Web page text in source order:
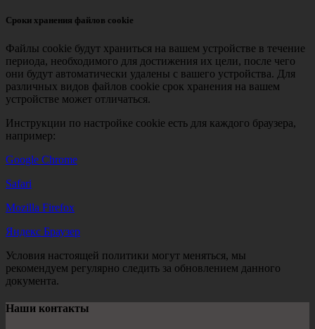
Сроки хранения файлов cookie
Файлы cookie будут храниться на вашем устройстве в течение
периода, необходимого для достижения их цели, после чего
они будут автоматически удалены с вашего устройства. Для
различных видов файлов cookie срок хранения на вашем
устройстве может отличаться.
Инструкции по настройке cookie есть для каждого браузера,
например:
Google Chrome
Safari
Mozilla Firefox
Яндекс Браузер
Условия настоящей политики могут меняться, мы
рекомендуем регулярно следить за обновлением данного
документа.
Наши контакты